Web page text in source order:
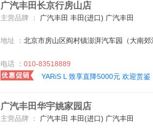
广汽丰田长京行房山店
主营品牌 ： 广汽丰田 丰田(进口) 广汽丰田
地址 ： 北京市房山区阎村镇澎湃汽车园（大南郊
电话 ： 010-83518889
YARiS L 致享直降5000元 欢迎赏鉴
广汽丰田华宇姚家园店
主营品牌 ： 广汽丰田 丰田(进口) 广汽丰田